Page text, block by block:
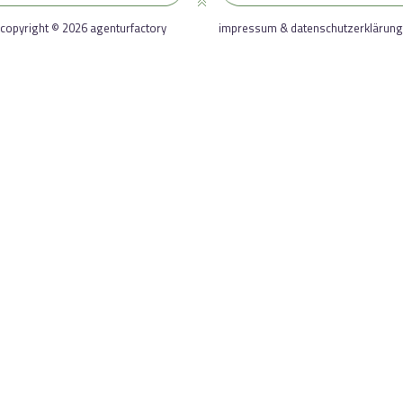
copyright © 2026 agenturfactory impressum & datenschutzerklärung